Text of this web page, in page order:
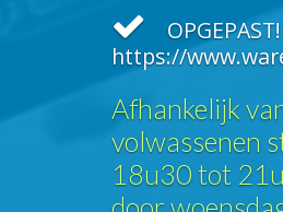
https://
Afhankelijk
volwassenen
18u30 tot